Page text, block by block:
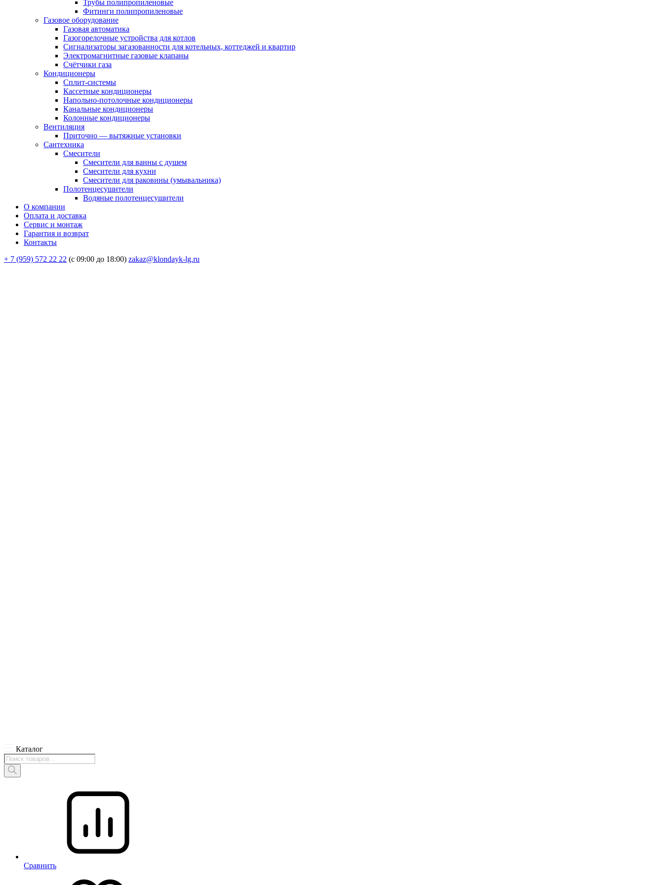
Трубы полипропиленовые
Фитинги полипропиленовые
Газовое оборудование
Газовая автоматика
Газогорелочные устройства для котлов
Сигнализаторы загазованности для котельных, коттеджей и квартир
Электромагнитные газовые клапаны
Счётчики газа
Кондиционеры
Сплит-системы
Кассетные кондиционеры
Напольно-потолочные кондиционеры
Канальные кондиционеры
Колонные кондиционеры
Вентиляция
Приточно — вытяжные установки
Сантехника
Смесители
Смесители для ванны с душем
Смесители для кухни
Смесители для раковины (умывальника)
Полотенцесушители
Водяные полотенцесушители
О компании
Оплата и доставка
Сервис и монтаж
Гарантия и возврат
Контакты
+ 7 (959) 572 22 22 (с 09:00 до 18:00) zakaz@klondayk-lg.ru
Каталог
Поиск
товаров
Сравнить